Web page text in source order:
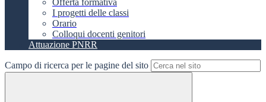
Offerta formativa
I progetti delle classi
Orario
Colloqui docenti genitori
Attuazione PNRR
Campo di ricerca per le pagine del sito